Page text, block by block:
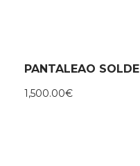
PANTALEAO SOLDE
1,500.00€